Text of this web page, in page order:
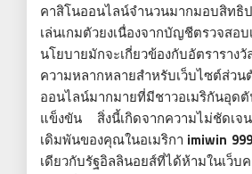
คาสิโนออนไลน์จำนวนมากมอบสิทธิ
เล่นเกมตัวยงเนื่องจากบัญชีตรวจสอ
นโยบายมักจะเกี่ยวข้องกับอัตราราง
ความหลากหลายสำหรับเว็บไซต์ส่วน
ออนไลน์มากมายที่มีชาวอเมริกันอุดตั
แข็งขัน สิ่งนี้เกิดจากความไม่ชัดเจ
เดิมพันของคุณในอเมริกา imiwin 999
เดียวกับรัฐอิลลินอยส์ที่ได้ห้ามในเว็บ